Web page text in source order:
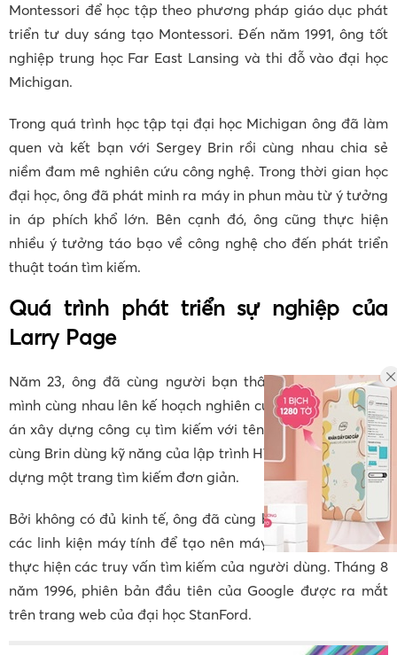
Montessori để học tập theo phương pháp giáo dục phát
triển tư duy sáng tạo Montessori. Đến năm 1991, ông tốt
nghiệp trung học Far East Lansing và thi đỗ vào đại học
Michigan.
Trong quá trình học tập tại đại học Michigan ông đã làm
quen và kết bạn với Sergey Brin rồi cùng nhau chia sẻ
niềm đam mê nghiên cứu công nghệ. Trong thời gian học
đại học, ông đã phát minh ra máy in phun màu từ ý tưởng
in áp phích khổ lớn. Bên cạnh đó, ông cũng thực hiện
nhiều ý tưởng táo bạo về công nghệ cho đến phát triển
thuật toán tìm kiếm.
Quá trình phát triển sự nghiệp của
Larry Page
Năm 23, ông đã cùng người bạn thân Sergey Brin của
mình cùng nhau lên kế hoạch nghiên cứu và thực hiện dự
án xây dựng công cụ tìm kiếm với tên gọi BackRub. Ông
cùng Brin dùng kỹ năng của lập trình HTML cơ bản để xây
dựng một trang tìm kiếm đơn giản.
Bởi không có đủ kinh tế, ông đã cùng bạn mình tận dụng
các linh kiện máy tính để tạo nên máy chủ đủ sức mạnh
thực hiện các truy vấn tìm kiếm của người dùng. Tháng 8
năm 1996, phiên bản đầu tiên của Google được ra mắt
trên trang web của đại học StanFord.